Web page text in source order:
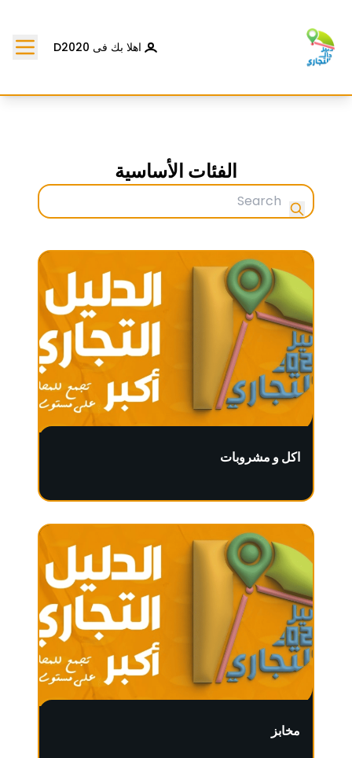
اهلا بك فى D2020
الفئات الأساسية
اكل و مشروبات
مخابز